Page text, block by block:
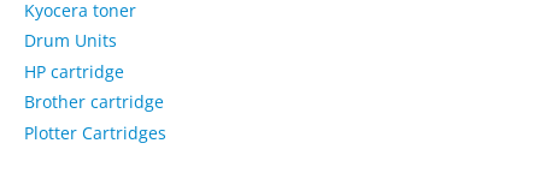
Kyocera toner
Drum Units
HP cartridge
Brother cartridge
Plotter Cartridges